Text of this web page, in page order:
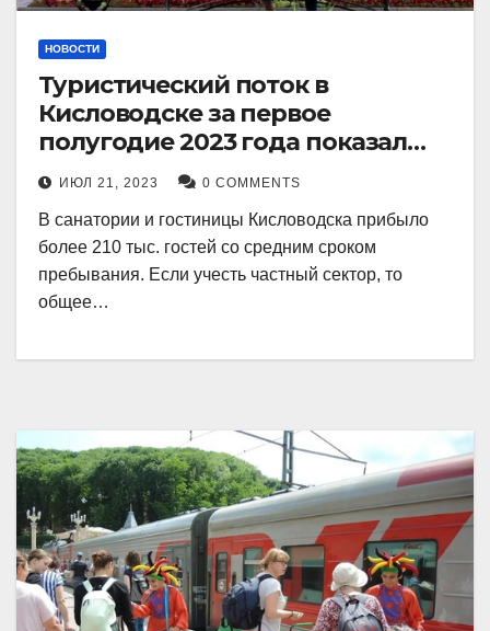
НОВОСТИ
Туристический поток в
Кисловодске за первое
полугодие 2023 года показал
рекордный рост в 21 процент.
ИЮЛ 21, 2023 0 COMMENTS
В санатории и гостиницы Кисловодска прибыло
более 210 тыс. гостей со средним сроком
пребывания. Если учесть частный сектор, то
общее…